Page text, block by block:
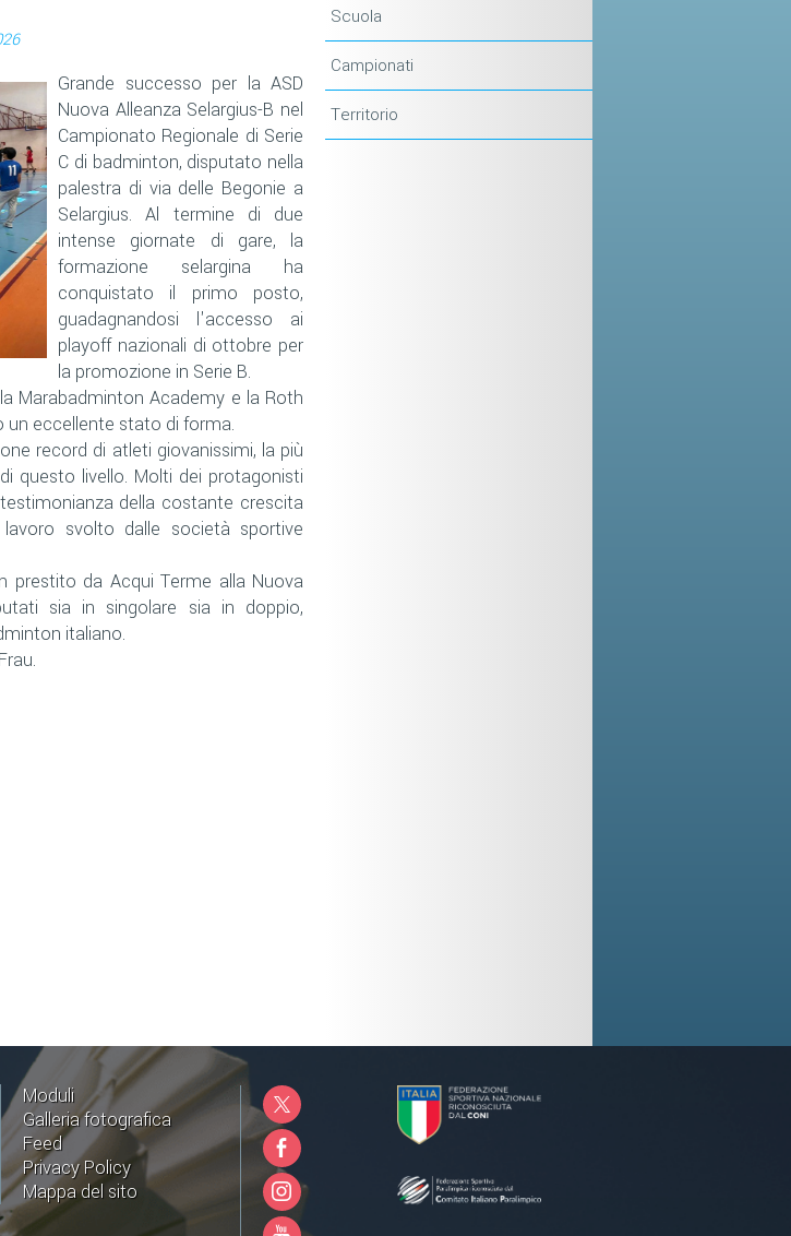
Grande successo per la ASD
Nuova Alleanza Selargius-B nel
Campionato Regionale di Serie
C di badminton, disputato nella
palestra di via delle Begonie a
Selargius. Al termine di due
intense giornate di gare, la
formazione selargina ha
conquistato il primo posto,
guadagnandosi l'accesso ai
playoff nazionali di ottobre per
la promozione in Serie B.
Marabadminton Academy e la Roth
eccellente stato di forma.
record di atleti giovanissimi, la più
questo livello. Molti dei protagonisti
della costante crescita
svolto dalle società sportive
prestito da Acqui Terme alla Nuova
sia in singolare sia in doppio,
italiano.
Scuola
Campionati
Territorio
Moduli
Galleria fotografica
Feed
Privacy Policy
Mappa del sito